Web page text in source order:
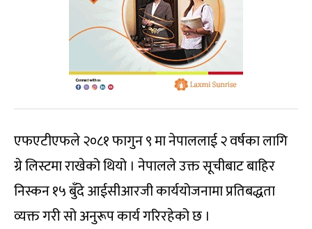
एफएटीएफले २०८१ फागुन ९ मा नेपाललाई २ वर्षका लागि
ग्रे लिस्टमा राखेको थियो । नेपालले उक्त सूचीबाट बाहिर
निस्कन १५ बुँदे आईसीआरजी कार्ययोजनामा प्रतिबद्धता
व्यक्त गरी सो अनुरूप कार्य गरिरहेको छ ।